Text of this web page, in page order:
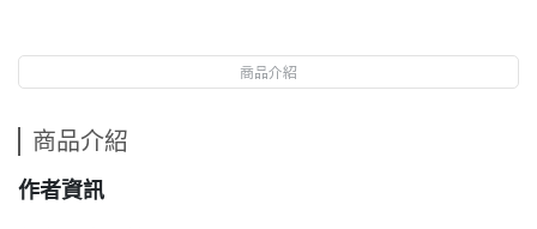
商品介紹
商品介紹
作者資訊